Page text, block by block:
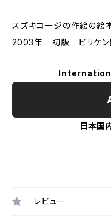
スズキコージの作絵の絵
2003年 初版 ビリケン
日本国
レビュー